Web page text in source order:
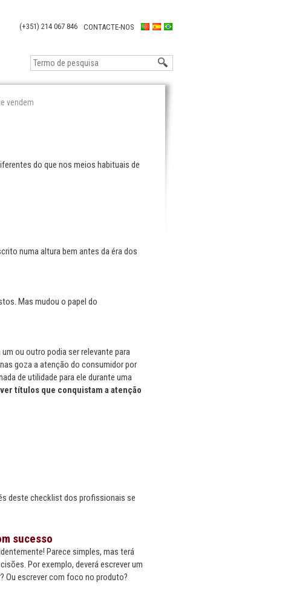
(+351) 214 067 846 CONTACTE-NOS
vendem
do que nos meios habituais de
numa altura bem antes da éra dos
Mas mudou o papel do
ou outro podia ser relevante para
goza a atenção do consumidor por
de utilidade para ele durante uma
títulos que conquistam a atenção
deste checklist dos profissionais se
sucesso
Parece simples, mas terá
Por exemplo, deverá escrever um
Ou escrever com foco no produto?